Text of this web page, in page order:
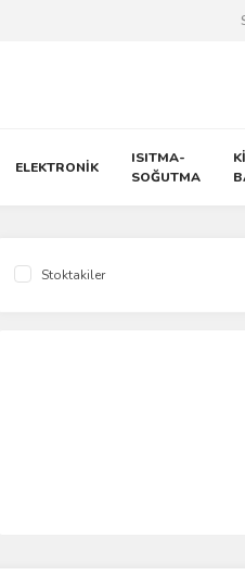
ELEKTRONİK
ISITMA-
SOĞUTMA
Stoktakiler